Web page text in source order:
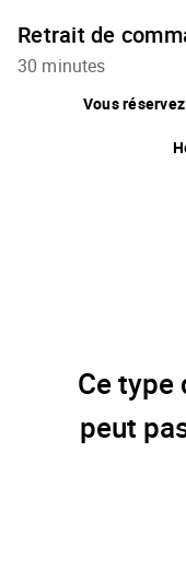
Retrait de
30 minutes
Vous
Ce type
peut